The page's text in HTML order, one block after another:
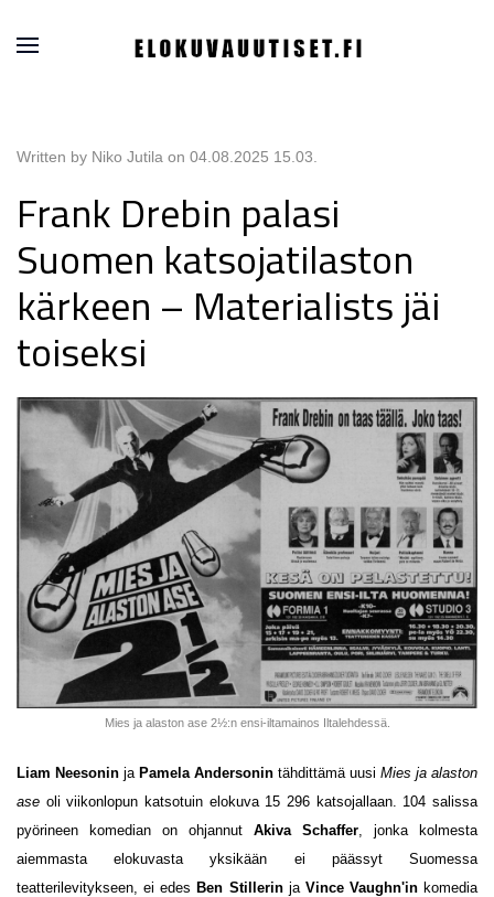
Written by Niko Jutila on 04.08.2025 15.03
Frank Drebin palasi
Suomen katsojatilaston
kärkeen – Materialists jäi
toiseksi
Mies ja alaston ase 2½:n ensi-iltamainos Iltalehdessä.
Liam Neesonin ja Pamela Andersonin tähdittämä uusi Mies ja alaston
ase oli viikonlopun katsotuin elokuva 15 296 katsojallaan. 104 salissa
pyörineen komedian on ohjannut Akiva Schaffer , jonka kolmesta
aiemmasta elokuvasta yksikään ei päässyt Suomessa
teatterilevitykseen, ei edesBen Stillerinja Vince Vaughn'inkomedia